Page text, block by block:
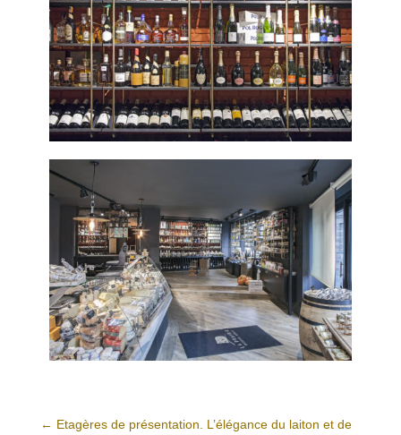
← Etagères de présentation. L’élégance du laiton et de